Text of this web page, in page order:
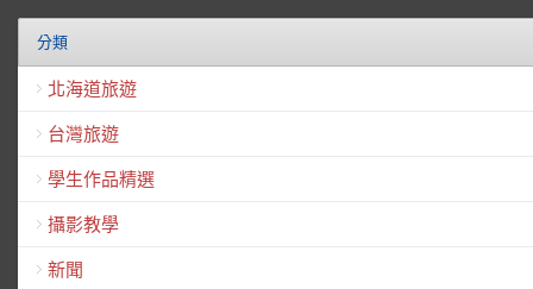
分類
北海道旅遊
台灣旅遊
學生作品精選
攝影教學
新聞